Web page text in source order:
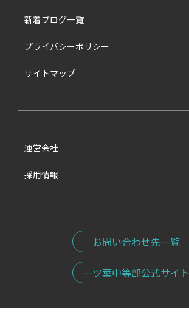
新着ブログ一覧
プライバシーポリシー
サイトマップ
運営会社
採用情報
お問い合わせ先一覧
一ツ葉中等部公式サイト